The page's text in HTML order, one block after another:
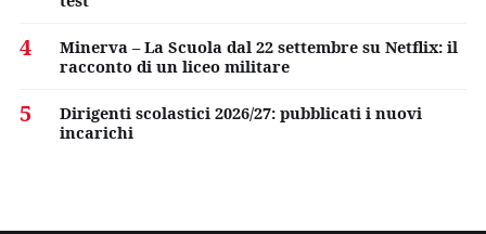
4
Minerva – La Scuola dal 22 settembre su Netflix: il
racconto di un liceo militare
5
Dirigenti scolastici 2026/27: pubblicati i nuovi
incarichi